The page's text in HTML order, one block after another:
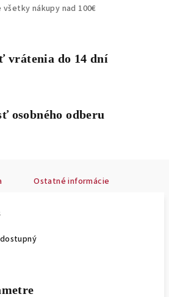
nákupy nad 100€
vrátenia do 14 dní
osobného odberu
Ostatné informácie